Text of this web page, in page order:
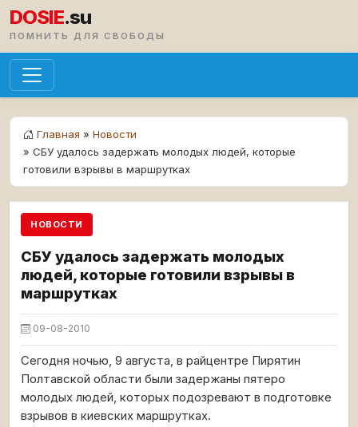
DOSIE.su
ПОМНИТЬ ДЛЯ СВОБОДЫ
Главная » Новости
» СБУ удалось задержать молодых людей, которые
готовили взрывы в маршрутках
НОВОСТИ
СБУ удалось задержать молодых
людей, которые готовили взрывы в
маршрутках
09-08-2010
Сегодня ночью, 9 августа, в райцентре Пирятин
Полтавской области были задержаны пятеро
молодых людей, которых подозревают в подготовке
взрывов в киевских маршрутках.